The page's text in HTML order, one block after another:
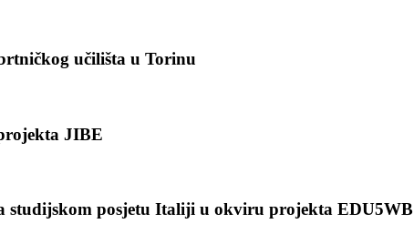
učilišta u Torinu
JIBE
studijskom posjetu Italiji u okviru projekta EDU5WB